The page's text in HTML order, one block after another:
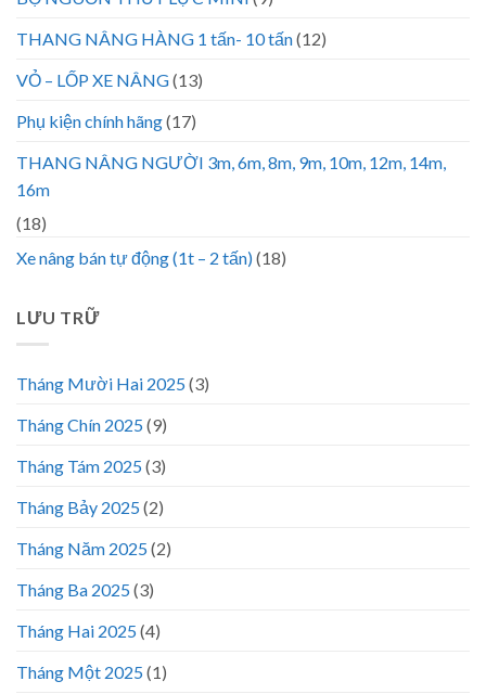
THANG NÂNG HÀNG 1 tấn- 10 tấn(12)
VỎ – LỐP XE NÂNG(13)
Phụ kiện chính hãng(17)
THANG NÂNG NGƯỜI 3m, 6m, 8m, 9m, 10m, 12m, 14m,
16m
(18)
Xe nâng bán tự động (1t – 2 tấn)(18)
LƯU TRỮ
Tháng Mười Hai 2025(3)
Tháng Chín 2025(9)
Tháng Tám 2025(3)
Tháng Bảy 2025(2)
Tháng Năm 2025(2)
Tháng Ba 2025(3)
Tháng Hai 2025(4)
Tháng Một 2025(1)